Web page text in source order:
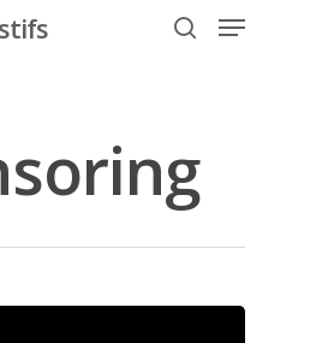
or ESC to close
Qui sont les Coqs